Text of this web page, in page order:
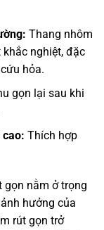
Thang nhôm
nghiệt, đặc
hỏa.
gọn lại sau khi
Thích hợp
nằm ở trọng
hưởng của
rút gọn trở